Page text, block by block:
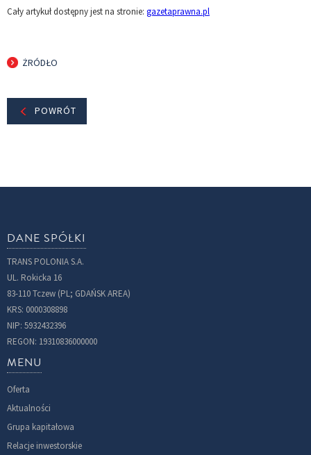
Cały artykuł dostępny jest na stronie: gazetaprawna.pl
ŻRÓDŁO
POWRÓT
DANE SPÓŁKI
TRANS POLONIA S.A.
UL. Rokicka 16
83-110 Tczew (PL; GDAŃSK AREA)
KRS: 0000308898
NIP: 5932432396
REGON: 19310836000000
MENU
Oferta
Aktualności
Grupa kapitałowa
Relacje inwestorskie